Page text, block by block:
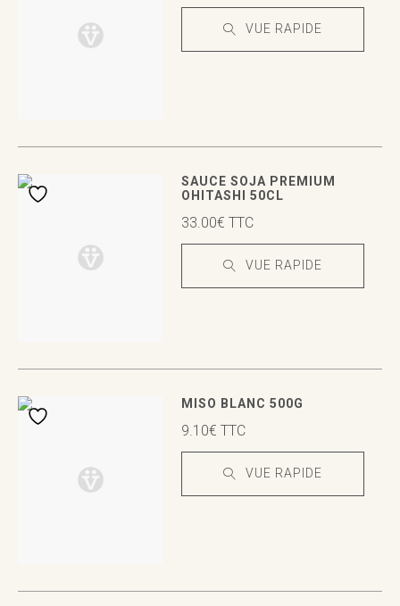
VUE RAPIDE
SAUCE SOJA PREMIUM
OHITASHI 50CL
33.00€ TTC
VUE RAPIDE
MISO BLANC 500G
9.10€ TTC
VUE RAPIDE